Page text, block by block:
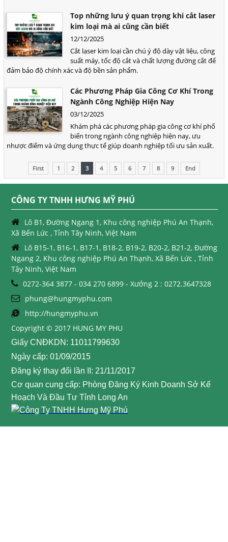
Top những lưu ý quan trọng khi cắt laser
kim loại mà ai cũng cần biết
12/12/2025
Cắt laser kim loại cần chú ý độ dày vật liệu, công
suất máy, tốc độ cắt và chất lượng đường cắt để
đảm bảo độ chính xác và độ bền sản phẩm.
Các Phương Pháp Gia Công Cơ Khí Trong
Ngành Công Nghiệp Hiện Nay
03/12/2025
Khám phá các phương pháp gia công cơ khí phổ
biến trong ngành công nghiệp hiện nay, ưu
nhược điểm và ứng dụng thực tế giúp doanh nghiệp tối ưu sản xuất.
First 1 2 3 4 5 6 7 8 9 End
CÔNG TY TNHH HƯNG MỸ PHÚ
Lô B1, Đường Ngang 1, Khu công nghiệp Phú An Thạnh,
Xã Bến Lức , Tỉnh Tây Ninh, Việt Nam
Lô B15-1, B16-1, B17-1, B18-2, B19-2, B20-2, B21-2, Đường
Ngang 2, Khu công nghiệp Phú An Thạnh, Xã Bến Lức , Tỉnh
Tây Ninh, Việt Nam
0272-364 3877 - 034 270 6899 - Xưởng 2 : 0272.3647328
phung@hungmyphu.com
http://hungmyphu.vn
Copyright © 2017 HUNG MY PHU
Giấy CNĐKDN: 11011799630
Ngày cấp: 01/09/2015
Đăng ký thay đổi lần II: 21/11/2017
Cơ quan cung cấp: Phòng Đăng Ký Kinh Doanh Sở Kế
Hoạch Và Đầu Tư Tỉnh Long An